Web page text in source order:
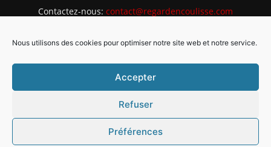
Nous utilisons des cookies pour optimiser notre site web et notre service.
Accepter
Refuser
Préférences
Contactez-nous: contact@regardencoulisse.com
Intégration Ghislain Fayard
Mentions légales